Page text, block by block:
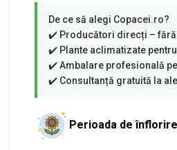
Perioada de